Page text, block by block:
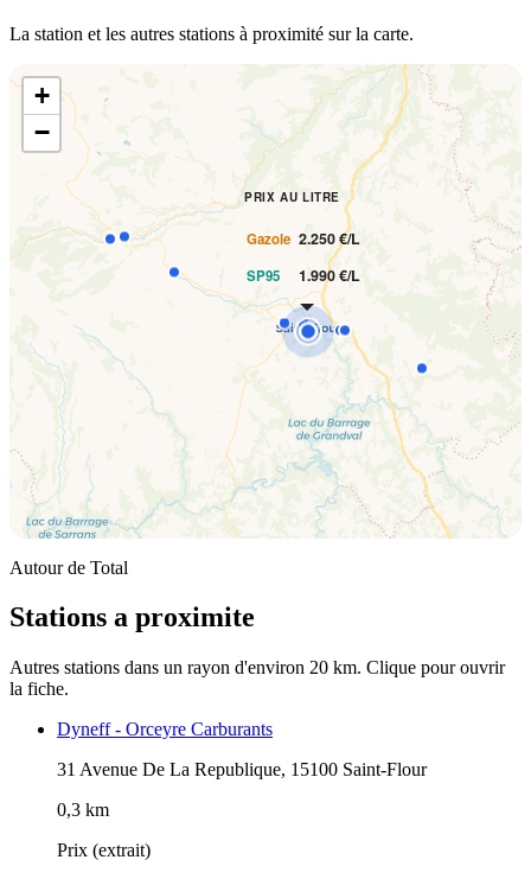
La station et les autres stations à proximité sur la carte.
PRIX AU LITRE
Gazole 2.250 €/L
SP95 1.990 €/L
+
−
Autour de Total
Stations a proximite
Autres stations dans un rayon d'environ 20 km. Clique pour ouvrir
la fiche.
Dyneff - Orceyre Carburants
31 Avenue De La Republique, 15100 Saint-Flour
0,3 km
Prix (extrait)